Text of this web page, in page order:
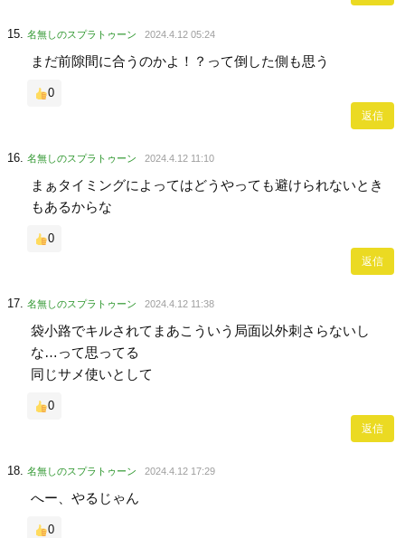
名無しのスプラトゥーン 2024.4.12 05:24
まだ前隙間に合うのかよ！？って倒した側も思う
0
返信
名無しのスプラトゥーン 2024.4.12 11:10
まぁタイミングによってはどうやっても避けられないとき
もあるからな
0
返信
名無しのスプラトゥーン 2024.4.12 11:38
袋小路でキルされてまあこういう局面以外刺さらないし
な…って思ってる
同じサメ使いとして
0
返信
名無しのスプラトゥーン 2024.4.12 17:29
へー、やるじゃん
0